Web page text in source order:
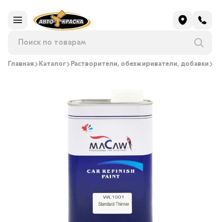
Главная Каталог Растворители, обезжириватели, добавки